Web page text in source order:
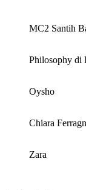
MC2 Santih
Philosophy di
Oysho
Chiara
Zara